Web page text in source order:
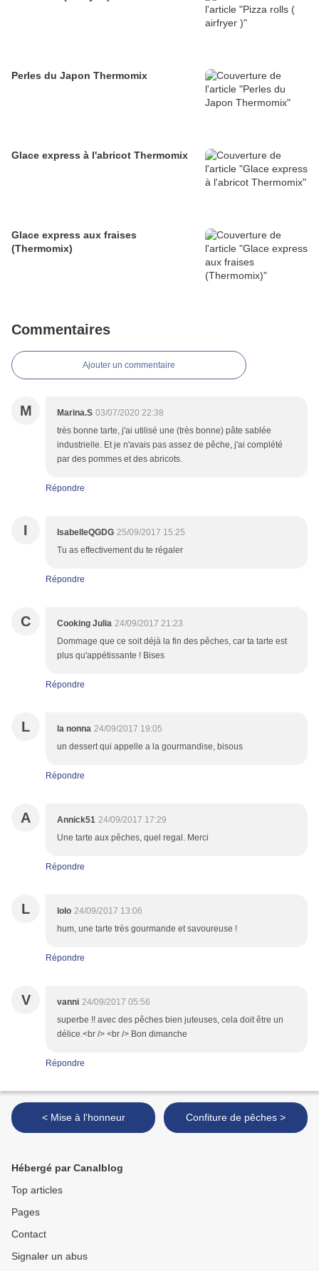
Perles du Japon Thermomix
Glace express à l'abricot Thermomix
Glace express aux fraises
(Thermomix)
Commentaires
Ajouter un commentaire
M Marina.S 03/07/2020 22:38
très bonne tarte, j'ai utilisé une (très bonne) pâte sablée
industrielle. Et je n'avais pas assez de pêche, j'ai complété
par des pommes et des abricots.
Répondre
I IsabelleQGDG 25/09/2017 15:25
Tu as effectivement du te régaler
Répondre
C Cooking Julia 24/09/2017 21:23
Dommage que ce soit déjà la fin des pêches, car ta tarte est
plus qu'appétissante ! Bises
Répondre
L la nonna 24/09/2017 19:05
un dessert qui appelle a la gourmandise, bisous
Répondre
A Annick51 24/09/2017 17:29
Une tarte aux pêches, quel regal. Merci
Répondre
L lolo 24/09/2017 13:06
hum, une tarte très gourmande et savoureuse !
Répondre
V vanni 24/09/2017 05:56
superbe !! avec des pêches bien juteuses, cela doit être un
délice.<br /> <br /> Bon dimanche
Répondre
< Mise à l'honneur Confiture de pêches >
Hébergé par Canalblog
Top articles
Pages
Contact
Signaler un abus